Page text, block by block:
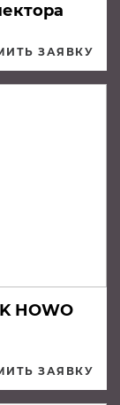
ЗАЯВКУ
HOWO
ЗАЯВКУ